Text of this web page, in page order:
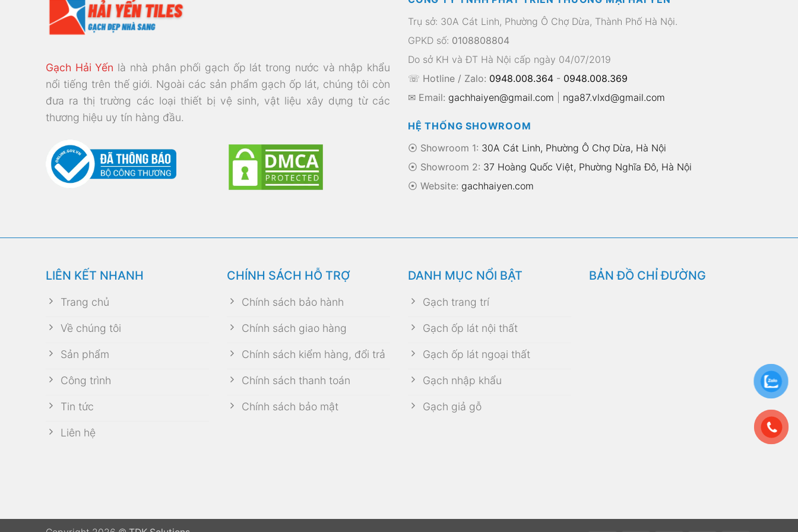
Gạch Hải Yến là nhà phân phối gạch ốp lát trong nước và nhập khẩu
nổi tiếng trên thế giới. Ngoài các sản phẩm gạch ốp lát, chúng tôi còn
đưa ra thị trường các loại thiết bị vệ sinh, vật liệu xây dựng từ các
thương hiệu uy tín hàng đầu.
Trụ sở: 30A Cát Linh, Phường Ô Chợ Dừa, Thành Phố Hà Nội.
GPKD số: 0108808804
Do sở KH và ĐT Hà Nội cấp ngày 04/07/2019
☏ Hotline / Zalo: 0948.008.364 - 0948.008.369
✉ Email: gachhaiyen@gmail.com nga87.vlxd@gmail.com
HỆ THỐNG SHOWROOM
⦿ Showroom 1: 30A Cát Linh, Phường Ô Chợ Dừa, Hà Nội
⦿ Showroom 2: 37 Hoàng Quốc Việt, Phường Nghĩa Đô, Hà Nội
⦿ Website: gachhaiyen.com
LIÊN KẾT NHANH
Trang chủ
Về chúng tôi
Sản phẩm
Công trình
Tin tức
Liên hệ
CHÍNH SÁCH HỖ TRỢ
Chính sách bảo hành
Chính sách giao hàng
Chính sách kiểm hàng, đổi trả
Chính sách thanh toán
Chính sách bảo mật
DANH MỤC NỔI BẬT
Gạch trang trí
Gạch ốp lát nội thất
Gạch ốp lát ngoại thất
Gạch nhập khẩu
Gạch giả gỗ
BẢN ĐỒ CHỈ ĐƯỜNG